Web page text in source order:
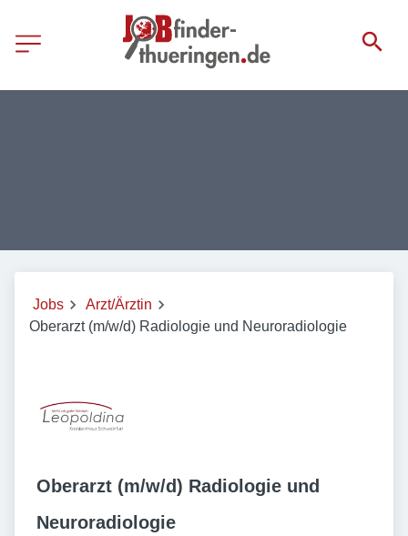
Jobs
Arzt/Ärztin
Oberarzt (m/w/d) Radiologie und Neuroradiologie
Oberarzt (m/w/d) Radiologie und
Neuroradiologie